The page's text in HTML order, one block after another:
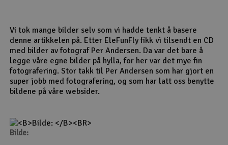
Vi tok mange bilder selv som vi hadde tenkt å basere
denne artikkelen på. Etter EleFunFly fikk vi tilsendt en CD
med bilder av fotograf Per Andersen. Da var det bare å
legge våre egne bilder på hylla, for her var det mye fin
fotografering. Stor takk til Per Andersen som har gjort en
super jobb med fotografering, og som har latt oss benytte
bildene på våre websider.
Bilde: